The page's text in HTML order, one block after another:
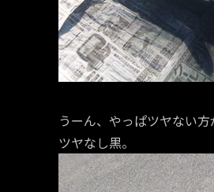
うーん、やっぱツヤない方
ツヤなし黒。